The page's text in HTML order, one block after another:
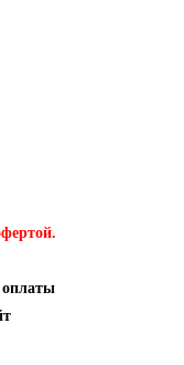
оплаты